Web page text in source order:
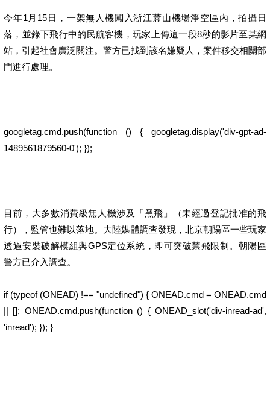
今年1月15日，一架無人機闖入浙江蕭山機場淨空區內，拍攝日
落，並錄下飛行中的民航客機，玩家上傳這一段8秒的影片至某網
站，引起社會廣泛關注。警方已找到該名嫌疑人，案件移交相關部
門進行處理。
googletag.cmd.push(function () { googletag.display('div-gpt-ad-
1489561879560-0'); });
目前，大多數消費級無人機涉及「黑飛」（未經過登記批准的飛
行），監管也難以落地。大陸媒體調查發現，北京朝陽區一些玩家
透過安裝破解模組與GPS定位系統，即可突破禁飛限制。朝陽區
警方已介入調查。
if (typeof (ONEAD) !== "undefined") { ONEAD.cmd = ONEAD.cmd
|| []; ONEAD.cmd.push(function () { ONEAD_slot('div-inread-ad',
'inread'); }); }